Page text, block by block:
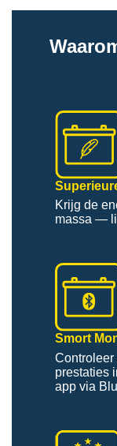
S
Krijg de
massa —
Smort
Controleer
prestaties
app via